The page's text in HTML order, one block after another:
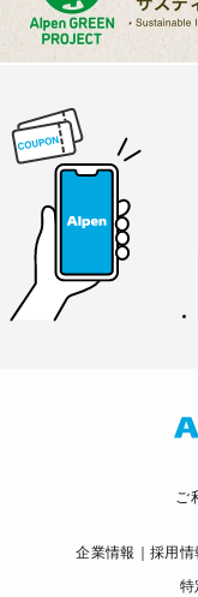
ご
企業情報 採用情
特